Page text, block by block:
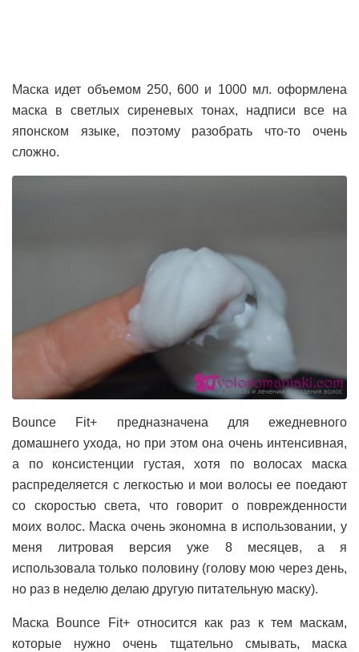
Маска идет объемом 250, 600 и 1000 мл. оформлена
маска в светлых сиреневых тонах, надписи все на
японском языке, поэтому разобрать что-то очень
сложно.
Bounce Fit+ предназначена для ежедневного
домашнего ухода, но при этом она очень интенсивная,
а по консистенции густая, хотя по волосах маска
распределяется с легкостью и мои волосы ее поедают
со скоростью света, что говорит о поврежденности
моих волос. Маска очень экономна в использовании, у
меня литровая версия уже 8 месяцев, а я
использовала только половину (голову мою через день,
но раз в неделю делаю другую питательную маску).
Маска Bounce Fit+ относится как раз к тем маскам,
которые нужно очень тщательно смывать, маска